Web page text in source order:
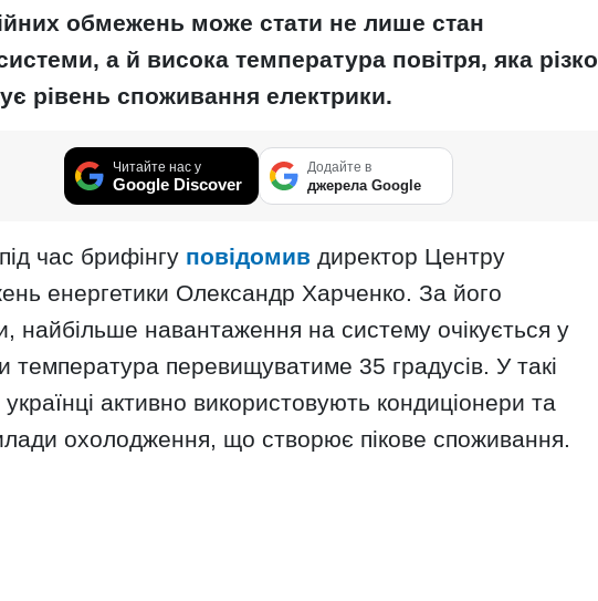
обмежень може стати не лише стан
а й висока температура повітря, яка різко
рівень споживання електрики.
Читайте нас у
Google Discover
Додайте в
джерела Google
час брифінгу повідомив директор Центру
енергетики Олександр Харченко. За його
найбільше навантаження на систему очікується у
температура перевищуватиме 35 градусів. У такі
українці активно використовують кондиціонери та
охолодження, що створює пікове споживання.